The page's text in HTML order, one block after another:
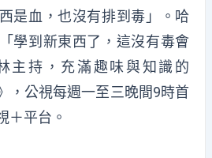
是血，也沒有排到毒」。哈
學到新東西了，這沒有毒會
主持，充滿趣味與知識的
，公視每週一至三晚間9時首
＋平台。